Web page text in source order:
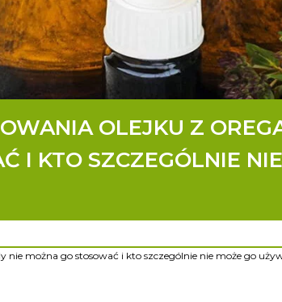
OLEJKU Z
I KTO SZCZEGÓLNIE NIE
nie można go stosować i kto szczególnie nie może go